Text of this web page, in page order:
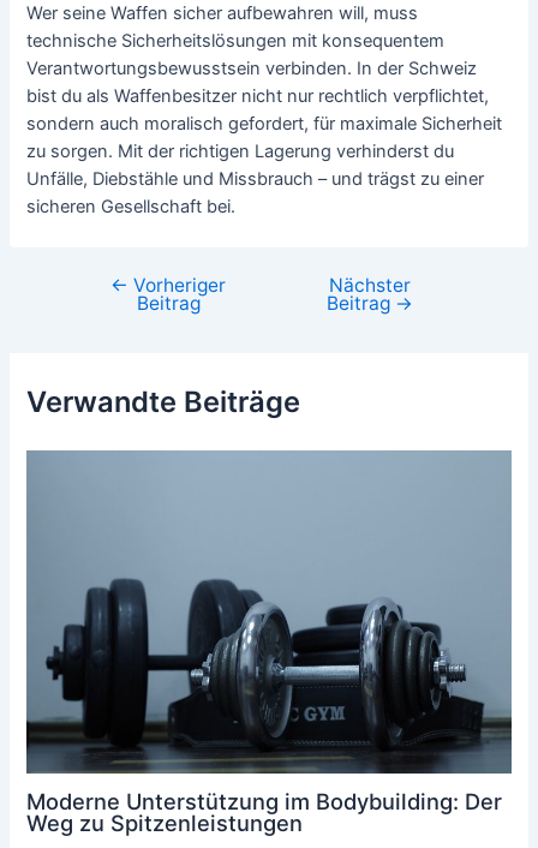
Wer seine Waffen sicher aufbewahren will, muss
technische Sicherheitslösungen mit konsequentem
Verantwortungsbewusstsein verbinden. In der Schweiz
bist du als Waffenbesitzer nicht nur rechtlich verpflichtet,
sondern auch moralisch gefordert, für maximale Sicherheit
zu sorgen. Mit der richtigen Lagerung verhinderst du
Unfälle, Diebstähle und Missbrauch – und trägst zu einer
sicheren Gesellschaft bei.
Beitragsnavigation
← Vorheriger
Beitrag
Nächster
Beitrag →
Verwandte Beiträge
Moderne Unterstützung im Bodybuilding: Der
Weg zu Spitzenleistungen